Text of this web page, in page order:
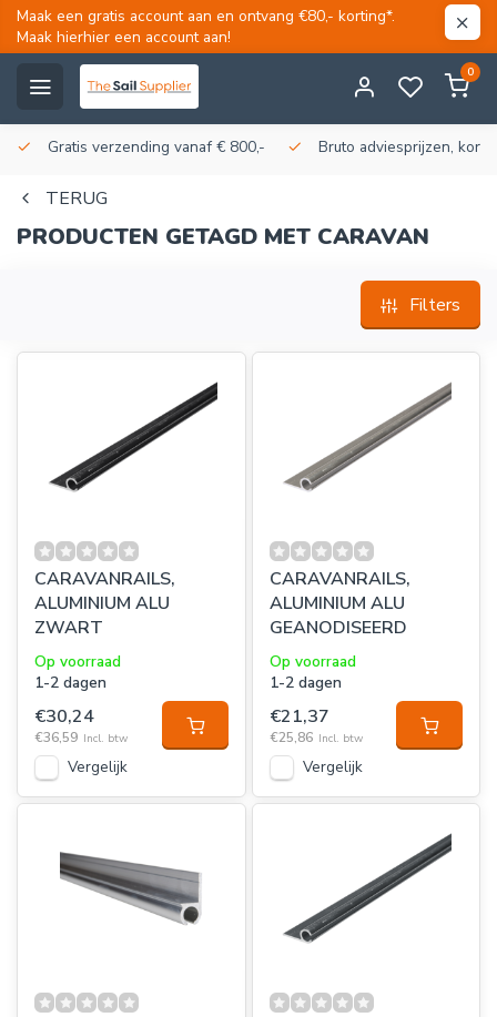
Maak een gratis account aan en ontvang €80,- korting*.
Maak hierhier een account aan!
0
Gratis verzending vanaf € 800,- Bruto adviesprijzen,
TERUG
PRODUCTEN GETAGD MET CARAVAN
Filters
CARAVANRAILS,
ALUMINIUM ALU
ZWART
Op voorraad
1-2 dagen
€30,24
€36,59 Incl. btw
Vergelijk
CARAVANRAILS,
ALUMINIUM ALU
GEANODISEERD
Op voorraad
1-2 dagen
€21,37
€25,86 Incl. btw
Vergelijk